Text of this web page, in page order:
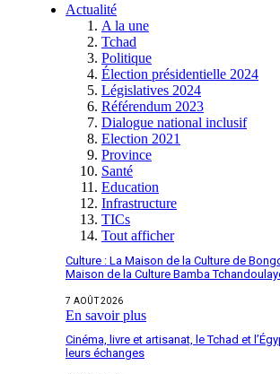
Actualité
A la une
Tchad
Politique
Élection présidentielle 2024
Législatives 2024
Référendum 2023
Dialogue national inclusif
Election 2021
Province
Santé
Education
Infrastructure
TICs
Tout afficher
Culture : La Maison de la Culture de
Maison de la Culture Bamba
7 AOÛT 2026
En savoir plus
Cinéma, livre et artisanat, le Tchad et
leurs échanges